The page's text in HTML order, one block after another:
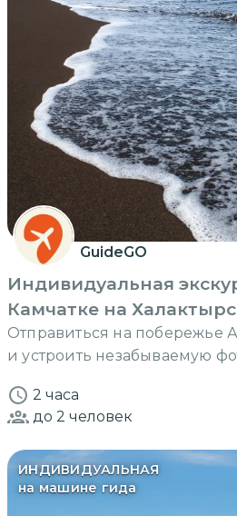
GuideGO
Индивидуальная
Камчатке на
Отправиться на побережье
и устроить незабываемую
2 часа
до 2 человек
ИНДИВИДУАЛЬНАЯ
на машине гида